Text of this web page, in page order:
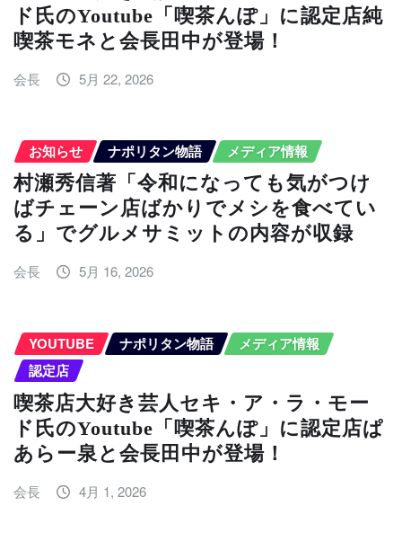
ド氏のYoutube「喫茶んぽ」に認定店純
喫茶モネと会長田中が登場！
会長 5月 22, 2026
お知らせ ナポリタン物語 メディア情報
村瀬秀信著「令和になっても気がつけ
ばチェーン店ばかりでメシを食べてい
る」でグルメサミットの内容が収録
会長 5月 16, 2026
YOUTUBE ナポリタン物語
メディア情報
認定店
喫茶店大好き芸人セキ・ア・ラ・モー
ド氏のYoutube「喫茶んぽ」に認定店ぱ
あらー泉と会長田中が登場！
会長 4月 1, 2026